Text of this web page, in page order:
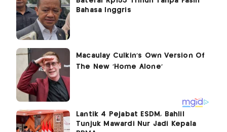
Bahasa Inggris
Lantik 4 Pejabat ESDM, Bahlil
Tunjuk Mawardi Nur Jadi Kepala